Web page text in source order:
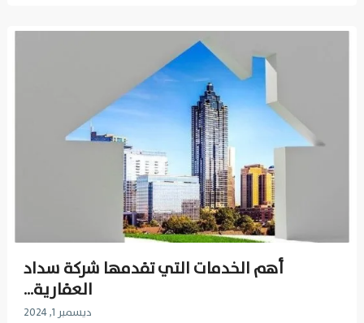
أهم الخدمات التي تقدمها شركة سداد
العقارية...
ديسمبر 1, 2024